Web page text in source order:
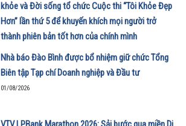
khỏe và Đời sống tổ chức Cuộc thi “Tôi Khỏe Đẹp
Hơn” lần thứ 5 để khuyến khích mọi người trở
thành phiên bản tốt hơn của chính mình
01/08/2026
Nhà báo Đào Bình được bổ nhiệm giữ chức Tổng
Biên tập Tạp chí Doanh nghiệp và Đầu tư
01/08/2026